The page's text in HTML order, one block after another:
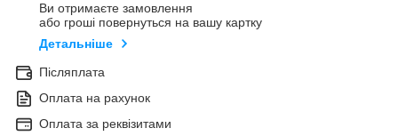
Ви отримаєте замовлення
або гроші повернуться на вашу картку
Детальніше
Післяплата
Оплата на рахунок
Оплата за реквізитами